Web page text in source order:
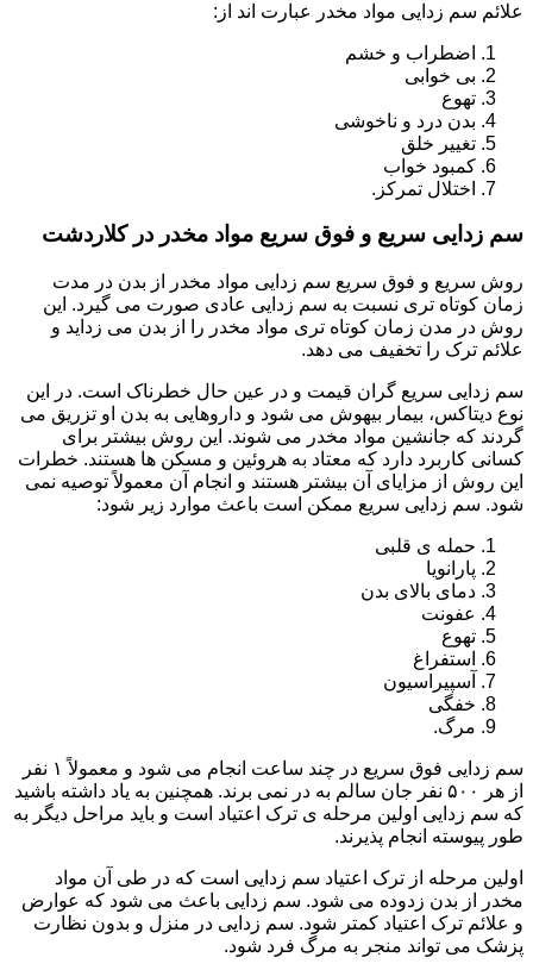
علائم سم زدایی مواد مخدر عبارت اند از:
اضطراب و خشم
بی خوابی
تهوع
بدن درد و ناخوشی
تغییر خلق
کمبود خواب
اختلال تمرکز.
سم زدایی سریع و فوق سریع مواد مخدر در کلاردشت
روش سریع و فوق سریع سم زدایی مواد مخدر از بدن در مدت
زمان کوتاه تری نسبت به سم زدایی عادی صورت می گیرد. این
روش در مدن زمان کوتاه تری مواد مخدر را از بدن می زداید و
علائم ترک را تخفیف می دهد.
سم زدایی سریع گران قیمت و در عین حال خطرناک است. در این
نوع دیتاکس، بیمار بیهوش می شود و داروهایی به بدن او تزریق می
گردند که جانشین مواد مخدر می شوند. این روش بیشتر برای
کسانی کاربرد دارد که معتاد به هروئین و مسکن ها هستند. خطرات
این روش از مزایای آن بیشتر هستند و انجام آن معمولاً توصیه نمی
شود. سم زدایی سریع ممکن است باعث موارد زیر شود:
حمله ی قلبی
پارانویا
دمای بالای بدن
عفونت
تهوع
استفراغ
آسپیراسیون
خفگی
مرگ.
سم زدایی فوق سریع در چند ساعت انجام می شود و معمولاً ۱ نفر
از هر ۵۰۰ نفر جان سالم به در نمی برند. همچنین به یاد داشته باشید
که سم زدایی اولین مرحله ی ترک اعتیاد است و باید مراحل دیگر به
طور پیوسته انجام پذیرند.
اولین مرحله از ترک اعتیاد سم زدایی است که در طی آن مواد
مخدر از بدن زدوده می شود. سم زدایی باعث می شود که عوارض
و علائم ترک اعتیاد کمتر شود. سم زدایی در منزل و بدون نظارت
پزشک می تواند منجر به مرگ فرد شود.